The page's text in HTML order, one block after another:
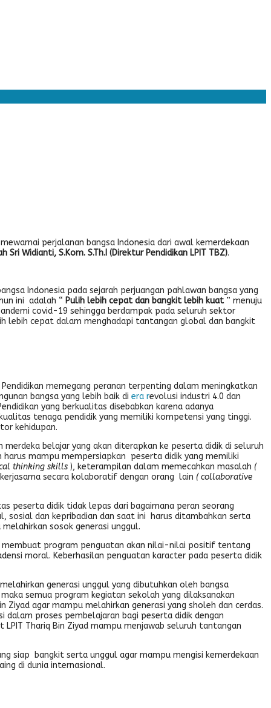
perjalanan bangsa Indonesia dari awal kemerdekaan
Sri Widianti, S.Kom. S.Th.I (Direktur Pendidikan LPIT TBZ).
Indonesia pada sejarah perjuangan pahlawan bangsa yang
ini adalah “ Pulih lebih cepat dan bangkit lebih kuat ” menuju
covid-19 sehingga berdampak pada seluruh sektor
lebih cepat dalam menghadapi tantangan global dan bangkit
memegang peranan terpenting dalam meningkatkan
bangsa yang lebih baik di era revolusi industri 4.0 dan
yang berkualitas disebabkan karena adanya
tenaga pendidik yang memiliki kompetensi yang tinggi.
kehidupan.
belajar yang akan diterapkan ke peserta didik di seluruh
mampu mempersiapkan peserta didik yang memiliki
thinking skills ), keterampilan dalam memecahkan masalah (
secara kolaboratif dengan orang lain ( collaborative
peserta didik tidak lepas dari bagaimana peran seorang
sosial dan kepribadian dan saat ini harus ditambahkan serta
sosok generasi unggul.
program penguatan akan nilai-nilai positif tentang
moral. Keberhasilan penguatan karacter pada peserta didik
generasi unggul yang dibutuhkan oleh bangsa
semua program kegiatan sekolah yang dilaksanakan
Ziyad agar mampu melahirkan generasi yang sholeh dan cerdas.
dalam proses pembelajaran bagi peserta didik dengan
Thariq Bin Ziyad mampu menjawab seluruh tantangan
siap bangkit serta unggul agar mampu mengisi kemerdekaan
di dunia internasional.